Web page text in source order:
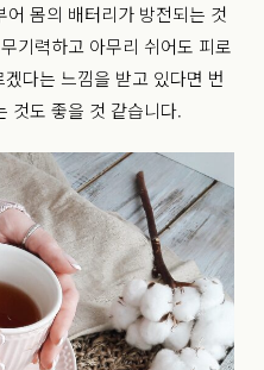
몸의 배터리가 방전되는 것
기력하고 아무리 쉬어도 피로
다는 느낌을 받고 있다면 번
것도 좋을 것 같습니다.